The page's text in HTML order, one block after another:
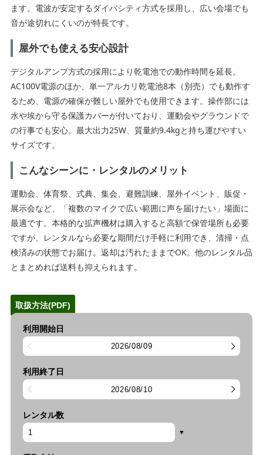
ます。電波が安定するダイバシティ方式を採用し、広い会場でも
音が途切れにくいのが特長です。
屋外でも使える安心設計
デジタルアンプ方式の採用により乾電池での動作時間を延長。
AC100V電源のほか、単一アルカリ乾電池8本（別売）でも動作す
るため、電源の確保が難しい屋外でも使用できます。操作部には
水や埃から守る保護カバーが付いており、運動会やグラウンドで
の行事でも安心。最大出力25W、質量約9.4kgと持ち運びやすい
サイズです。
こんなシーンに・レンタルのメリット
運動会、体育祭、式典、集会、避難訓練、屋外イベント、販促・
展示会など、「複数のマイクで広い範囲に声を届けたい」場面に
最適です。本格的な拡声機材は購入すると高額で保管場所も必要
ですが、レンタルなら必要な期間だけ手軽に利用でき、清掃・点
検済みの状態でお届け。返却は汚れたままでOK。他のレンタル品
とまとめれば送料も抑えられます。
取扱方法(PDF)
利用開始日
2026/08/09
利用終了日
2026/08/10
レンタル数